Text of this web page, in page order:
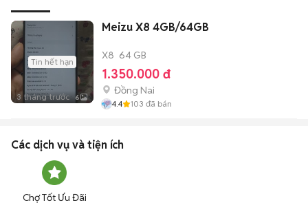
Tin hết hạn
3 tháng trước 6
Meizu X8 4GB/64GB
X8 64 GB
1.350.000 đ
Đồng Nai
4.4 103 đã bán
Các dịch vụ và tiện ích
Chợ Tốt Ưu Đãi